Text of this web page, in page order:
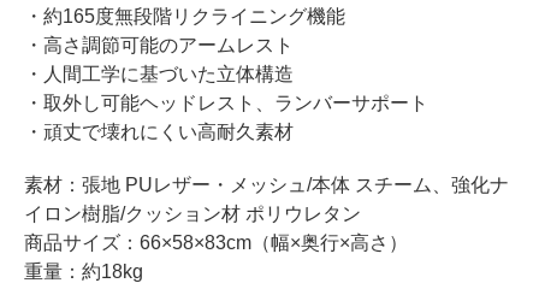
・約165度無段階リクライニング機能
・高さ調節可能のアームレスト
・人間工学に基づいた立体構造
・取外し可能ヘッドレスト、ランバーサポート
・頑丈で壊れにくい高耐久素材
素材：張地 PUレザー・メッシュ/本体 スチーム、強化ナ
イロン樹脂/クッション材 ポリウレタン
商品サイズ：66×58×83cm（幅×奥行×高さ）
重量：約18kg